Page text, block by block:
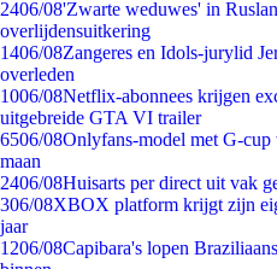
2406/08'Zwarte weduwes' in
overlijdensuitkering
1406/08Zangeres en Idols-jurylid
overleden
1006/08Netflix-abonnees krijgen
uitgebreide GTA VI trailer
6506/08Onlyfans-model met G-
maan
2406/08Huisarts per direct uit vak
306/08XBOX platform krijgt zijn
jaar
1206/08Capibara's lopen